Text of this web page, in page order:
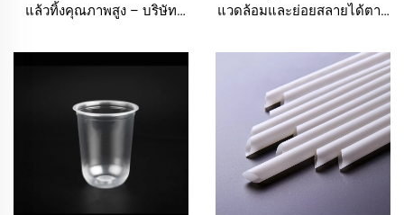
แล้วทิ้งคุณภาพสูง – บริษัท
จำกัด
แวดล้อมและย่อยสลายได้ตาม
ชอบ